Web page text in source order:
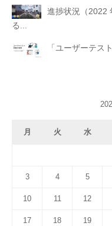
進捗状況（2022
る...
「ユーザーテス
月 火 水
3 4 5
10 11 12
17 18 19